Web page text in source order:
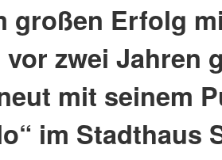
großen Erfolg
vor zwei Jahren
mit seinem
im Stadthaus